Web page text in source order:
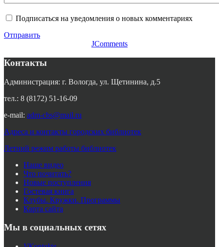
Подписаться на уведомления о новых комментариях
Отправить
JComments
Контакты
Администрация: г. Вологда, ул. Щетинина, д.5
тел.: 8 (8172) 51-16-09
e-mail: adm-cbs@mail.ru
Адреса и контакты городских библиотек
Летний режим работы библиотек
Наше видео
Что почитать?
Новые поступления
Гостевая книга
Клубы. Кружки. Программы
Карта сайта
Мы в социальных сетях